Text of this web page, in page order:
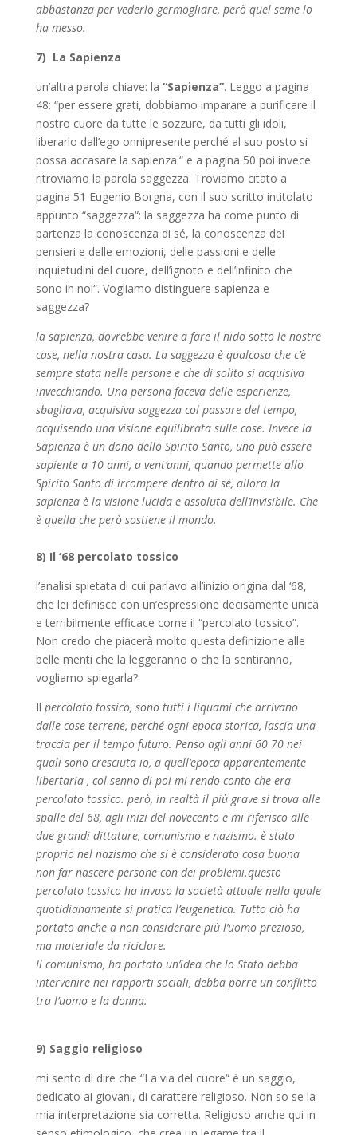
abbastanza per vederlo germogliare, però quel seme lo
ha messo.
7) La Sapienza
un’altra parola chiave: la “Sapienza”. Leggo a pagina
48: “per essere grati, dobbiamo imparare a purificare il
nostro cuore da tutte le sozzure, da tutti gli idoli,
liberarlo dall’ego onnipresente perché al suo posto si
possa accasare la sapienza.“ e a pagina 50 poi invece
ritroviamo la parola saggezza. Troviamo citato a
pagina 51 Eugenio Borgna, con il suo scritto intitolato
appunto “saggezza“: la saggezza ha come punto di
partenza la conoscenza di sé, la conoscenza dei
pensieri e delle emozioni, delle passioni e delle
inquietudini del cuore, dell’ignoto e dell’infinito che
sono in noi“. Vogliamo distinguere sapienza e
saggezza?
la sapienza, dovrebbe venire a fare il nido sotto le nostre
case, nella nostra casa. La saggezza è qualcosa che c’è
sempre stata nelle persone e che di solito si acquisiva
invecchiando. Una persona faceva delle esperienze,
sbagliava, acquisiva saggezza col passare del tempo,
acquisendo una visione equilibrata sulle cose. Invece la
Sapienza è un dono dello Spirito Santo, uno può essere
sapiente a 10 anni, a vent’anni, quando permette allo
Spirito Santo di irrompere dentro di sé, allora la
sapienza è la visione lucida e assoluta dell’invisibile. Che
è quella che però sostiene il mondo.
8) Il ‘68 percolato tossico
l’analisi spietata di cui parlavo all’inizio origina dal ‘68,
che lei definisce con un’espressione decisamente unica
e terribilmente efficace come il “percolato tossico”.
Non credo che piacerà molto questa definizione alle
belle menti che la leggeranno o che la sentiranno,
vogliamo spiegarla?
Il percolato tossico, sono tutti i liquami che arrivano
dalle cose terrene, perché ogni epoca storica, lascia una
traccia per il tempo futuro. Penso agli anni 60 70 nei
quali sono cresciuta io, a quell’epoca apparentemente
libertaria , col senno di poi mi rendo conto che era
percolato tossico. però, in realtà il più grave si trova alle
spalle del 68, agli inizi del novecento e mi riferisco alle
due grandi dittature, comunismo e nazismo. è stato
proprio nel nazismo che si è considerato cosa buona
non far nascere persone con dei problemi.questo
percolato tossico ha invaso la società attuale nella quale
quotidianamente si pratica l’eugenetica. Tutto ciò ha
portato anche a non considerare più l’uomo prezioso,
ma materiale da riciclare.
Il comunismo, ha portato un’idea che lo Stato debba
intervenire nei rapporti sociali, debba porre un conflitto
tra l’uomo e la donna.
9) Saggio religioso
mi sento di dire che “La via del cuore“ è un saggio,
dedicato ai giovani, di carattere religioso. Non so se la
mia interpretazione sia corretta. Religioso anche qui in